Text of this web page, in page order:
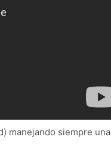
manejando siempre una